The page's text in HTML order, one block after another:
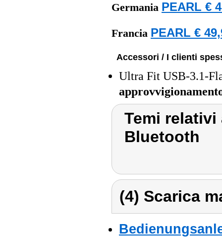
Germania PEARL €
Francia PEARL €
Accessori / I clienti
Ultra Fit USB-3.1-
Temi relativi
Bluetooth
(4) Scarica